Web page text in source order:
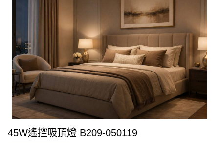
45W遙控吸頂燈 B209-050119